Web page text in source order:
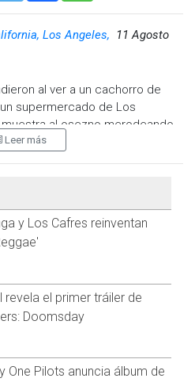
lo mejor para ellos. Quería
Los Angeles,
11 Agosto
al ver a un cachorro de
supermercado de Los
muestra al osezno merodeando
ubicada en Porter Ranch.
"Me alegro de que nadie
el oso. Cualquier cosa puede
el interior del local y salió por
del Departamento de
lo encontraron escondido
Leer más
y Los Cafres reinventan
revela el primer tráiler de
Doomsday
One Pilots anuncia álbum de